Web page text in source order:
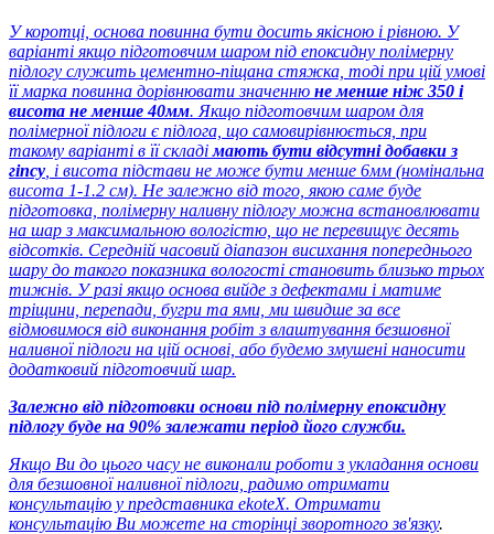
У коротці, основа повинна бути досить якісною і рівною. У
варіанті якщо підготовчим шаром під епоксидну полімерну
підлогу служить цементно-піщана стяжка, тоді при цій умові
її марка повинна дорівнювати значенню не менше ніж 350 і
висота не менше 40мм. Якщо підготовчим шаром для
полімерної підлоги є підлога, що самовирівнюється, при
такому варіанті в її складімають бути відсутні добавки з
гіпсу , і висота підстави не може бути менше 6мм (номінальна
висота 1-1.2 см). Не залежно від того, якою саме буде
підготовка, полімерну наливну підлогу можна встановлювати
на шар з максимальною вологістю, що не перевищує десять
відсотків. Середній часовий діапазон висихання попереднього
шару до такого показника вологості становить близько трьох
тижнів. У разі якщо основа вийде з дефектами і матиме
тріщини, перепади, бугри та ями, ми швидше за все
відмовимося від виконання робіт з влаштування безшовної
наливної підлоги на цій основі, або будемо змушені наносити
додатковий підготовчий шар.
Залежно від підготовки основи під полімерну епоксидну
підлогу буде на 90% залежати період його служби.
Якщо Ви до цього часу не виконали роботи з укладання основи
для безшовної наливної підлоги, радимо отримати
консультацію у представника ekoteX. Отримати
консультацію Ви можете на сторінці зворотного зв'язку.